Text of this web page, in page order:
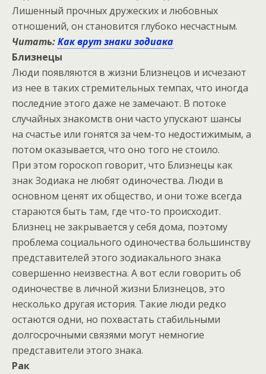
Лишенный прочных дружеских и любовных
отношений, он становится глубоко несчастным.
Читать:Как врут знаки зодиака
Близнецы
Люди появляются в жизни Близнецов и исчезают
из нее в таких стремительных темпах, что иногда
последние этого даже не замечают. В потоке
случайных знакомств они часто упускают шансы
на счастье или гонятся за чем-то недостижимым, а
потом оказывается, что оно того не стоило.
При этом гороскоп говорит, что Близнецы как
знак Зодиака не любят одиночества. Люди в
основном ценят их общество, и они тоже всегда
стараются быть там, где что-то происходит.
Близнец не закрывается у себя дома, поэтому
проблема социального одиночества большинству
представителей этого зодиакального знака
совершенно неизвестна. А вот если говорить об
одиночестве в личной жизни Близнецов, это
несколько другая история. Такие люди редко
остаются одни, но похвастать стабильными
долгосрочными связями могут немногие
представители этого знака.
Рак